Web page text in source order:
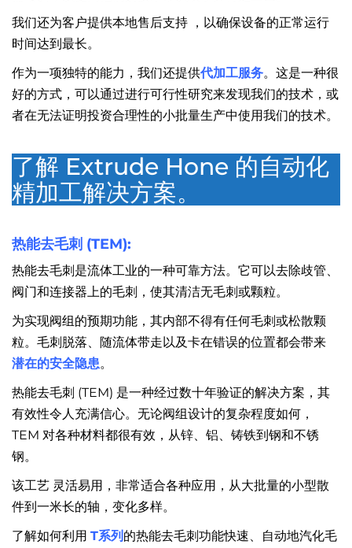
我们还为客户提供本地售后支持 ，以确保设备的正常运行
时间达到最长。
作为一项独特的能力，我们还提供代加工服务。这是一种很
好的方式，可以通过进行可行性研究来发现我们的技术，或
者在无法证明投资合理性的小批量生产中使用我们的技术。
了解 Extrude Hone 的自动化
精加工解决方案。
热能去毛刺 (TEM):
热能去毛刺是流体工业的一种可靠方法。它可以去除歧管、
阀门和连接器上的毛刺，使其清洁无毛刺或颗粒。
为实现阀组的预期功能，其内部不得有任何毛刺或松散颗
粒。毛刺脱落、随流体带走以及卡在错误的位置都会带来
潜在的安全隐患。
热能去毛刺 (TEM) 是一种经过数十年验证的解决方案，其
有效性令人充满信心。无论阀组设计的复杂程度如何，
TEM 对各种材料都很有效，从锌、铝、铸铁到钢和不锈
钢。
该工艺 灵活易用，非常适合各种应用，从大批量的小型散
件到一米长的轴，变化多样。
了解如何利用 T系列 的热能去毛刺功能快速、自动地汽化毛